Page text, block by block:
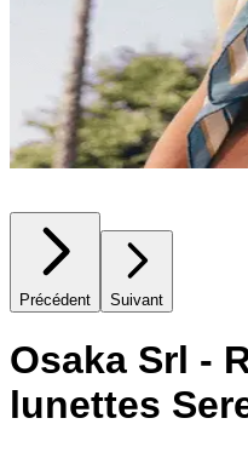
Précédent Suivant
Osaka Srl -
lunettes